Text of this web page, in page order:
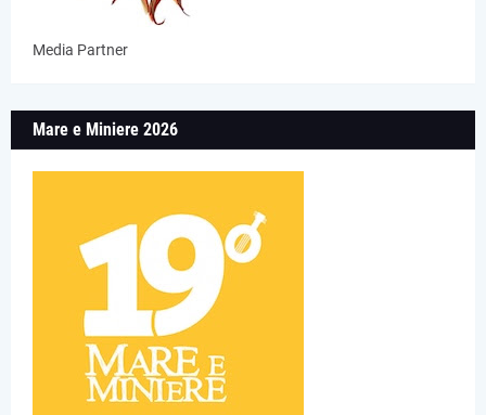
Media Partner
Mare e Miniere 2026